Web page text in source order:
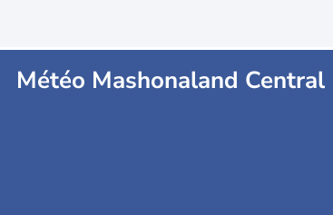
Météo Mashonaland Central